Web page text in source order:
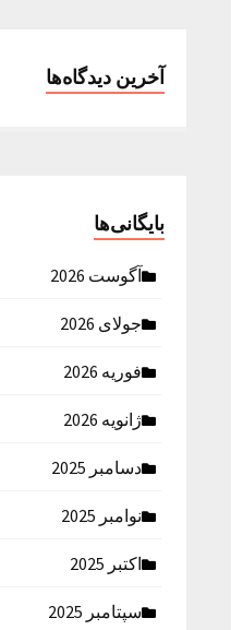
آخرین دیدگاه‌ها
بایگانی‌ها
آگوست 2026
جولای 2026
فوریه 2026
ژانویه 2026
دسامبر 2025
نوامبر 2025
اکتبر 2025
سپتامبر 2025